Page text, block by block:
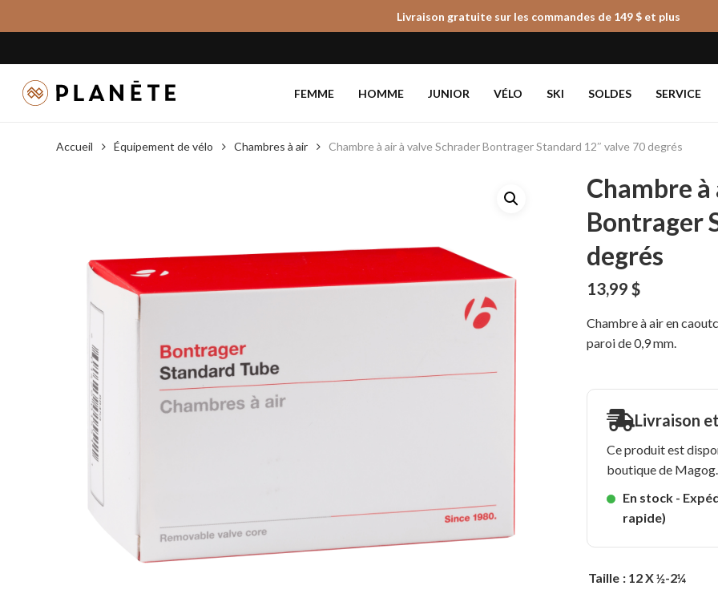
to
content
Livraison gratuite sur les commandes de 149 $ et plus
FEMME HOMME JUNIOR VÉLO SKI SOLDES SERVICE
Accueil Équipement de vélo Chambres à air Chambre à air à valve Schrader Bontrager Standard 12″ valve 70 degrés
Chambre
Bontrager
degrés
13,99$
Chambre à air en
paroi de 0,9 mm.
Livraison
Ce produit est
boutique de Magog.
En stock -
rapide)
Taille : 12 X ½-2¼